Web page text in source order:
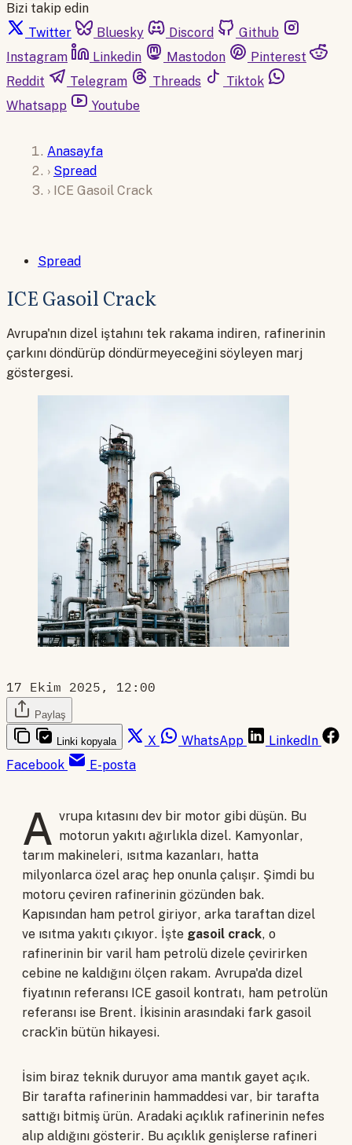
Bizi takip edin
Twitter
Bluesky Discord
Github
Instagram
Linkedin Mastodon
Pinterest
Reddit
Telegram Threads
Tiktok
Whatsapp
Youtube
Anasayfa
› Spread
› ICE Gasoil Crack
Spread
ICE Gasoil Crack
Avrupa'nın dizel iştahını tek rakama indiren, rafinerinin
çarkını döndürüp döndürmeyeceğini söyleyen marj
göstergesi.
17 Ekim 2025, 12:00
Paylaş
Linki kopyala X WhatsApp
LinkedIn
Facebook
E-posta
A vrupa kıtasını dev bir motor gibi düşün. Bu
motorun yakıtı ağırlıkla dizel. Kamyonlar,
tarım makineleri, ısıtma kazanları, hatta
milyonlarca özel araç hep onunla çalışır. Şimdi bu
motoru çeviren rafinerinin gözünden bak.
Kapısından ham petrol giriyor, arka taraftan dizel
ve ısıtma yakıtı çıkıyor. İşte gasoil crack, o
rafinerinin bir varil ham petrolü dizele çevirirken
cebine ne kaldığını ölçen rakam. Avrupa'da dizel
fiyatının referansı ICE gasoil kontratı, ham petrolün
referansı ise Brent. İkisinin arasındaki fark gasoil
crack'in bütün hikayesi.
İsim biraz teknik duruyor ama mantık gayet açık.
Bir tarafta rafinerinin hammaddesi var, bir tarafta
sattığı bitmiş ürün. Aradaki açıklık rafinerinin nefes
alıp aldığını gösterir. Bu açıklık genişlerse rafineri